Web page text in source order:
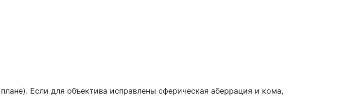
Если для объектива исправлены сферическая аберрация и кома,